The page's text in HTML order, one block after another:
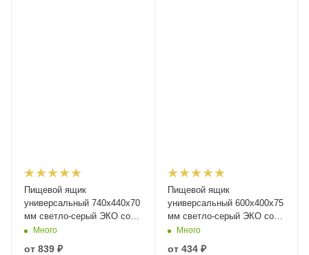
Пищевой ящик
универсальный 740х440х70
мм светло-серый ЭКО со
сплошными стенками и
Много
от 839 ₽
Пищевой ящик
универсальный 600х400х75
мм светло-серый ЭКО со
сплошными стенками и
Много
от 434 ₽